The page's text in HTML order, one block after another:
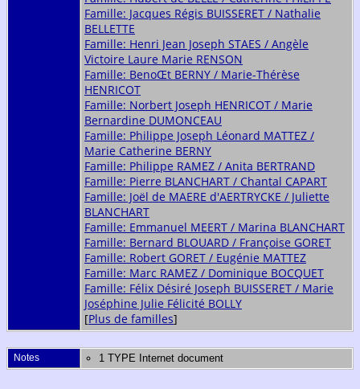
Famille: Jacques Régis BUISSERET / Nathalie
BELLETTE
Famille: Henri Jean Joseph STAES / Angèle
Victoire Laure Marie RENSON
Famille: BenoŒt BERNY / Marie-Thérèse
HENRICOT
Famille: Norbert Joseph HENRICOT / Marie
Bernardine DUMONCEAU
Famille: Philippe Joseph Léonard MATTEZ /
Marie Catherine BERNY
Famille: Philippe RAMEZ / Anita BERTRAND
Famille: Pierre BLANCHART / Chantal CAPART
Famille: Joël de MAERE d'AERTRYCKE / Juliette
BLANCHART
Famille: Emmanuel MEERT / Marina BLANCHART
Famille: Bernard BLOUARD / Françoise GORET
Famille: Robert GORET / Eugénie MATTEZ
Famille: Marc RAMEZ / Dominique BOCQUET
Famille: Félix Désiré Joseph BUISSERET / Marie
Joséphine Julie Félicité BOLLY
[Plus de familles]
Notes 1 TYPE Internet document